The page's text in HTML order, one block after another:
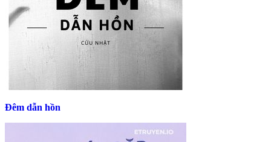
Đêm dẫn hồn